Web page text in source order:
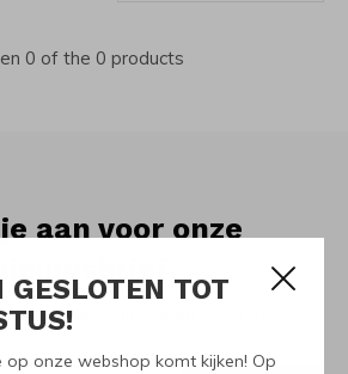
TOT
op onze webshop komt kijken! Op
0 of the 0 products
aan voor onze
aanbiedingen en promoties